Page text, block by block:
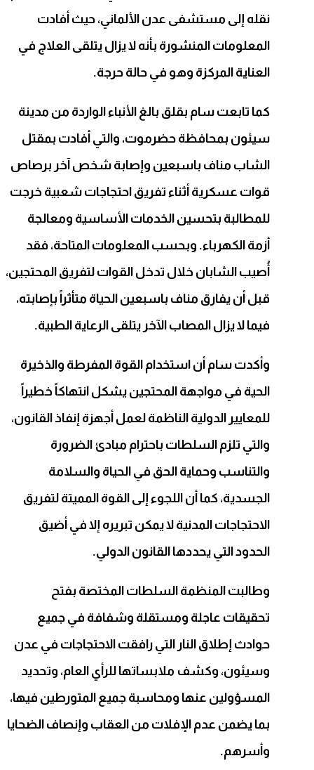
نقله إلى مستشفى عدن الألماني، حيث أفادت
المعلومات المنشورة بأنه لا يزال يتلقى العلاج في
العناية المركزة وهو في حالة حرجة.
كما تابعت سام بقلق بالغ الأنباء الواردة من مدينة
سيئون بمحافظة حضرموت، والتي أفادت بمقتل
الشاب مناف باسبعين وإصابة شخص آخر برصاص
قوات عسكرية أثناء تفريق احتجاجات شعبية خرجت
للمطالبة بتحسين الخدمات الأساسية ومعالجة
أزمة الكهرباء. وبحسب المعلومات المتاحة، فقد
أُصيب الشابان خلال تدخل القوات لتفريق المحتجين،
قبل أن يفارق مناف باسبعين الحياة متأثراً بإصابته،
فيما لا يزال المصاب الآخر يتلقى الرعاية الطبية.
وأكدت سام أن استخدام القوة المفرطة والذخيرة
الحية في مواجهة المحتجين يشكل انتهاكاً خطيراً
للمعايير الدولية الناظمة لعمل أجهزة إنفاذ القانون،
والتي تلزم السلطات باحترام مبادئ الضرورة
والتناسب وحماية الحق في الحياة والسلامة
الجسدية، كما أن اللجوء إلى القوة المميتة لتفريق
الاحتجاجات المدنية لا يمكن تبريره إلا في أضيق
الحدود التي يحددها القانون الدولي.
وطالبت المنظمة السلطات المختصة بفتح
تحقيقات عاجلة ومستقلة وشفافة في جميع
حوادث إطلاق النار التي رافقت الاحتجاجات في عدن
وسيئون، وكشف ملابساتها للرأي العام، وتحديد
المسؤولين عنها ومحاسبة جميع المتورطين فيها،
بما يضمن عدم الإفلات من العقاب وإنصاف الضحايا
وأسرهم.